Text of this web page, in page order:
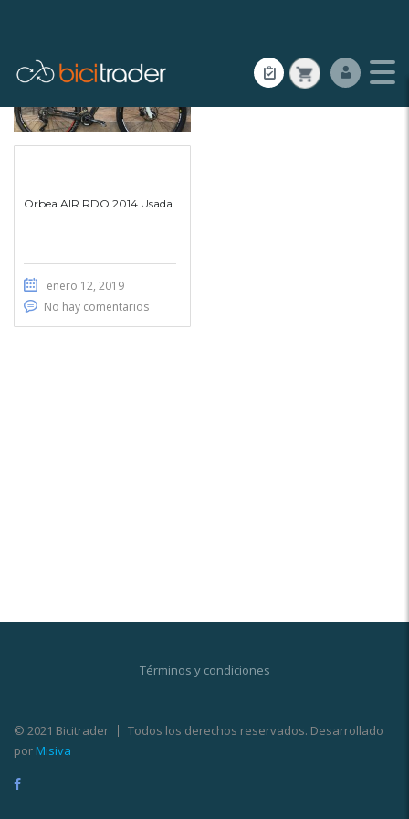
Orbea AIR RDO 2014 Usada
enero 12, 2019
No hay comentarios
Términos y condiciones
© 2021 Bicitrader
Todos los derechos reservados. Desarrollado
por Misiva